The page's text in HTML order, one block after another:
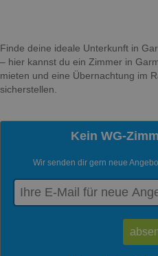
Finde deine ideale Unterkunft in
– hier kannst du ein Zimmer in
mieten und eine Übernachtung im
sicherstellen.
Kein WG-
Wir senden dir gern neue